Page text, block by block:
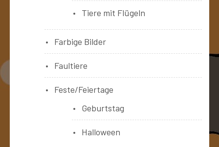
Tiere mit Flügeln
Farbige Bilder
Faultiere
Feste/Feiertage
Geburtstag
Halloween